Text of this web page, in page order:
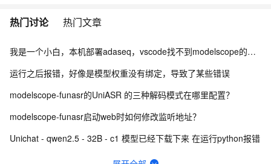
热门讨论 热门文章
我是一个小白，本机部署adaseq，vscode找不到modelscope的module
运行之后报错，好像是模型权重没有绑定，导致了某些错误
modelscope-funasr的UniASR 的三种解码模式在哪里配置？
modelscope-funasr启动web时如何修改监听地址？
Unichat - qwen2.5 - 32B - c1 模型已经下载下来 在运行python报错
如何修改通义千问的system prompt，以修改自定义名字